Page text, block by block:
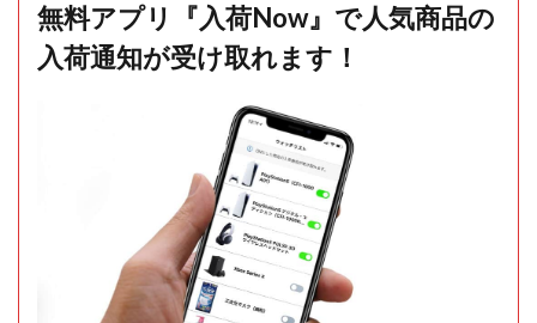
無料アプリ『入荷Now』で人気商品の
入荷通知が受け取れます！